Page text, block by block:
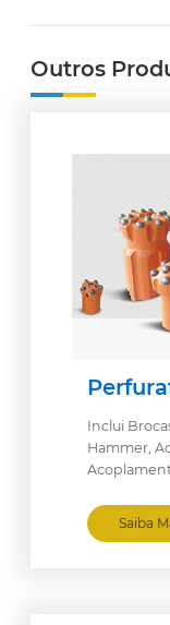
Outros
Inclui
Hammer,
Saiba